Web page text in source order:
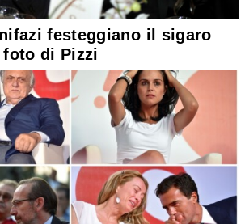
festeggiano il sigaro
foto di Pizzi